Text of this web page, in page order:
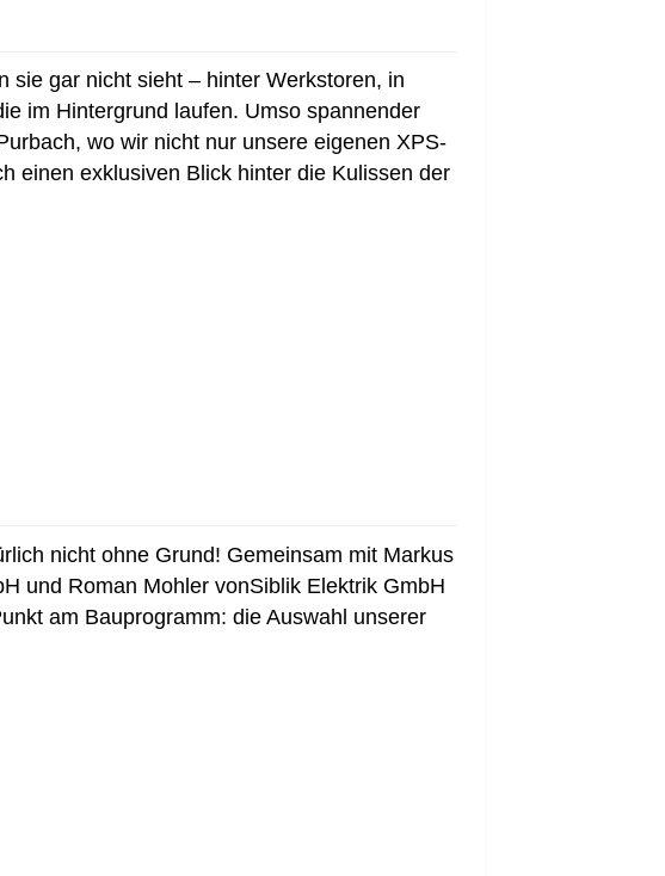
sie gar nicht sieht – hinter Werkstoren, in
im Hintergrund laufen. Umso spannender
wo wir nicht nur unsere eigenen XPS-
einen exklusiven Blick hinter die Kulissen der
nicht ohne Grund! Gemeinsam mit Markus
und Roman Mohler vonSiblik Elektrik GmbH
am Bauprogramm: die Auswahl unserer